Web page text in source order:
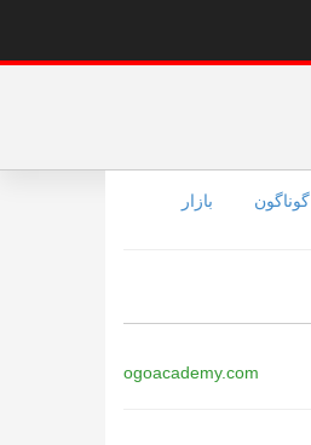
گوناگون بازار
ogoacademy.com